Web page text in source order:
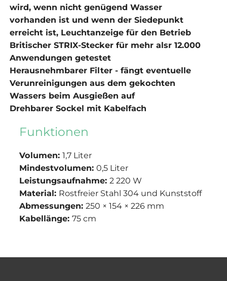
wird, wenn nicht genügend Wasser
vorhanden ist und wenn der Siedepunkt
erreicht ist, Leuchtanzeige für den Betrieb
Britischer STRIX-Stecker für mehr alsr 12.000
Anwendungen getestet
Herausnehmbarer Filter - fängt eventuelle
Verunreinigungen aus dem gekochten
Wassers beim Ausgießen auf
Drehbarer Sockel mit Kabelfach
Funktionen
Volumen: 1,7 Liter
Mindestvolumen: 0,5 Liter
Leistungsaufnahme: 2 220 W
Material: Rostfreier Stahl 304 und Kunststoff
Abmessungen: 250 × 154 × 226 mm
Kabellänge: 75 cm